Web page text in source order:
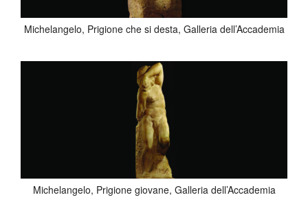
Michelangelo, Prigione che si desta, Galleria dell’Accademia
Michelangelo, Prigione giovane, Galleria dell’Accademia